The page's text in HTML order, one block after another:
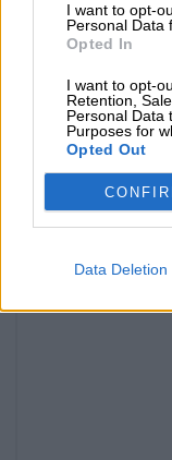
I want to opt-
Personal Data
Opted In
I want to opt-
Retention,
Personal Data
Purposes for
Opted Out
Data Deletion